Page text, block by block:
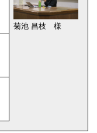
菊池 昌枝 様